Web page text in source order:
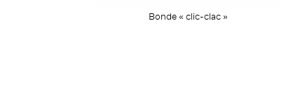
Bonde « clic-clac »